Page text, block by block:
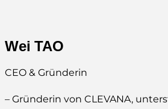
Wei TAO
CEO & Gründerin
– Gründerin von CLEVANA,